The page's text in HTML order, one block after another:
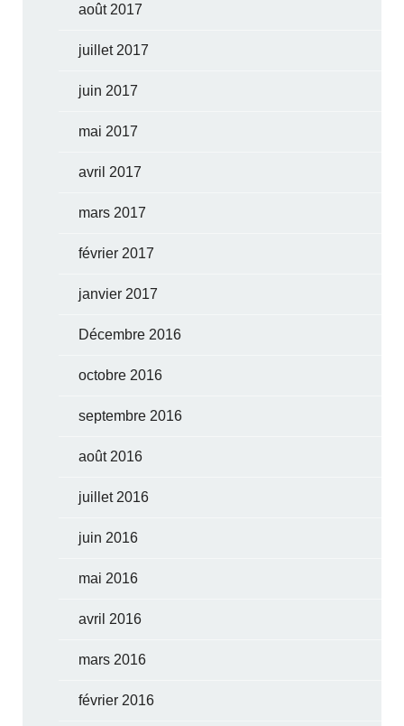
août 2017
juillet 2017
juin 2017
mai 2017
avril 2017
mars 2017
février 2017
janvier 2017
Décembre 2016
octobre 2016
septembre 2016
août 2016
juillet 2016
juin 2016
mai 2016
avril 2016
mars 2016
février 2016